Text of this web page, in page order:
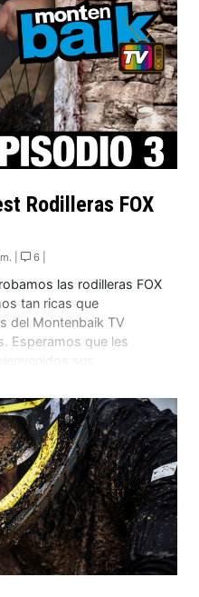
Rodilleras FOX
| 6 |
las rodilleras FOX
tan ricas que
del Montenbaik TV
Esperamos que les